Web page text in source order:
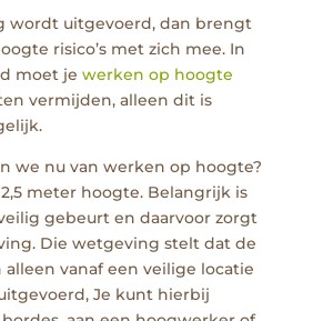
wordt uitgevoerd, dan brengt
risico’s met zich mee. In
moet je werken op hoogte
vermijden, alleen dit is
we nu van werken op hoogte?
meter hoogte. Belangrijk is
gebeurt en daarvoor zorgt
Die wetgeving stelt dat de
vanaf een veilige locatie
Je kunt hierbij